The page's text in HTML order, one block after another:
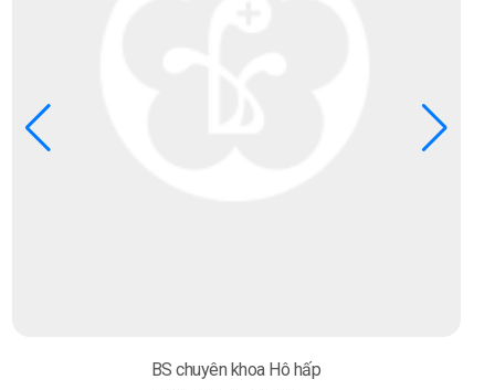
BS chuyên khoa Hô hấp